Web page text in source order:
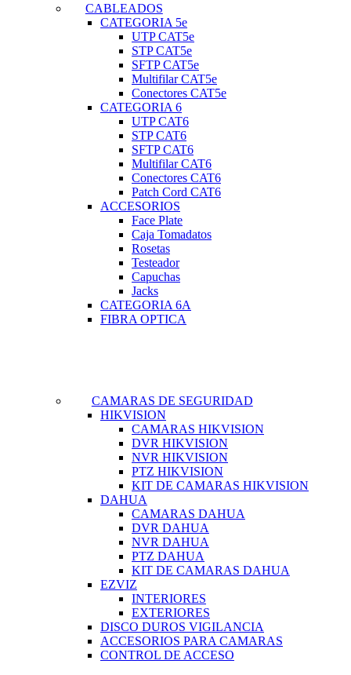
CABLEADOS
CATEGORIA 5e
UTP CAT5e
STP CAT5e
SFTP CAT5e
Multifilar CAT5e
Conectores CAT5e
CATEGORIA 6
UTP CAT6
STP CAT6
SFTP CAT6
Multifilar CAT6
Conectores CAT6
Patch Cord CAT6
ACCESORIOS
Face Plate
Caja Tomadatos
Rosetas
Testeador
Capuchas
Jacks
CATEGORIA 6A
FIBRA OPTICA
CAMARAS DE SEGURIDAD
HIKVISION
CAMARAS HIKVISION
DVR HIKVISION
NVR HIKVISION
PTZ HIKVISION
KIT DE CAMARAS HIKVISION
DAHUA
CAMARAS DAHUA
DVR DAHUA
NVR DAHUA
PTZ DAHUA
KIT DE CAMARAS DAHUA
EZVIZ
INTERIORES
EXTERIORES
DISCO DUROS VIGILANCIA
ACCESORIOS PARA CAMARAS
CONTROL DE ACCESO